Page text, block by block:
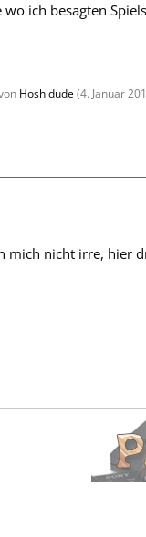
wo ich besagten
Hoshidude(4. Januar
mich nicht irre, hier